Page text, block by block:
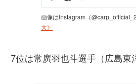
画像はInstagram（
大》
7位は常廣羽也斗選手（広島東